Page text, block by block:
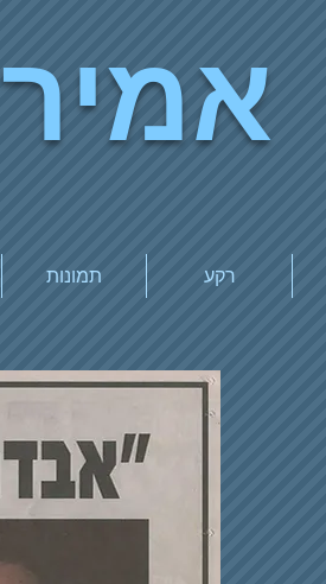
אמיר
רקע תמונות